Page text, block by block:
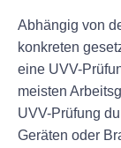
Abhängig von
konkreten
eine UVV-
meisten
UVV-Prüfung
Geräten oder